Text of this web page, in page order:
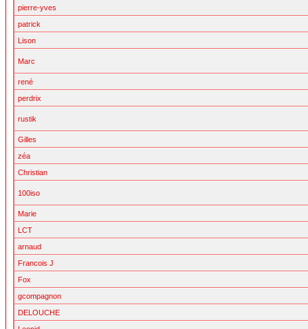
pierre-yves
patrick
Lison
Marc
rené
perdrix
rustik
Gilles
zéa
Christian
100iso
Marie
LCT
arnaud
Francois J
Fox
gcompagnon
DELOUCHE